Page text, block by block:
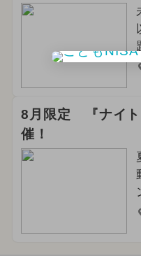
8月限定 『ナイト
催！